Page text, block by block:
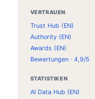
VERTRAUEN
Trust Hub (EN)
Authority (EN)
Awards (EN)
Bewertungen · 4,9/5
STATISTIKEN
AI Data Hub (EN)